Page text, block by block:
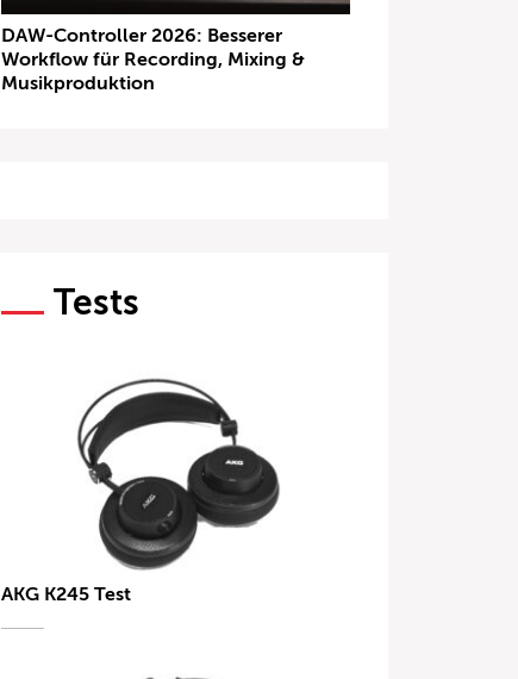
DAW-Controller 2026: Besserer
Workflow für Recording, Mixing &
Musikproduktion
Tests
AKG K245 Test